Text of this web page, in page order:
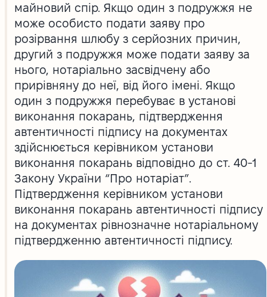
майновий спір. Якщо один з подружжя не
може особисто подати заяву про
розірвання шлюбу з серйозних причин,
другий з подружжя може подати заяву за
нього, нотаріально засвідчену або
прирівняну до неї, від його імені. Якщо
один з подружжя перебуває в установі
виконання покарань, підтвердження
автентичності підпису на документах
здійснюється керівником установи
виконання покарань відповідно до ст. 40-1
Закону України “Про нотаріат”.
Підтвердження керівником установи
виконання покарань автентичності підпису
на документах рівнозначне нотаріальному
підтвердженню автентичності підпису.